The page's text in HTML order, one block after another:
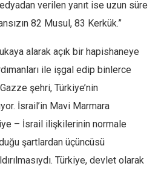
verilen yanıt ise uzun süre
82 Musul, 83 Kerkük.”
alarak açık bir hapishaneye
ile işgal edip binlerce
şehri, Türkiye’nin
İsrail’in Mavi Marmara
– İsrail ilişkilerinin normale
şartlardan üçüncüsü
Türkiye, devlet olarak